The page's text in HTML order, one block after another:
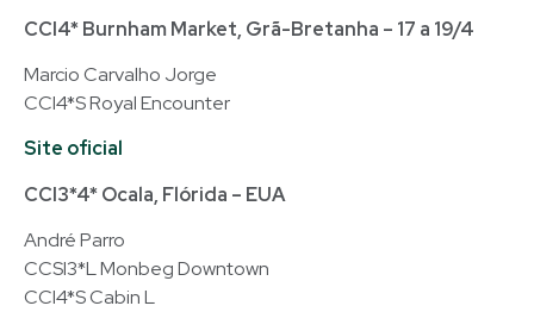
CCI4* Burnham Market, Grã-Bretanha – 17 a 19/4
Marcio Carvalho Jorge
CCI4*S Royal Encounter
Site oficial
CCI3*4* Ocala, Flórida – EUA
André Parro
CCSI3*L Monbeg Downtown
CCI4*S Cabin L